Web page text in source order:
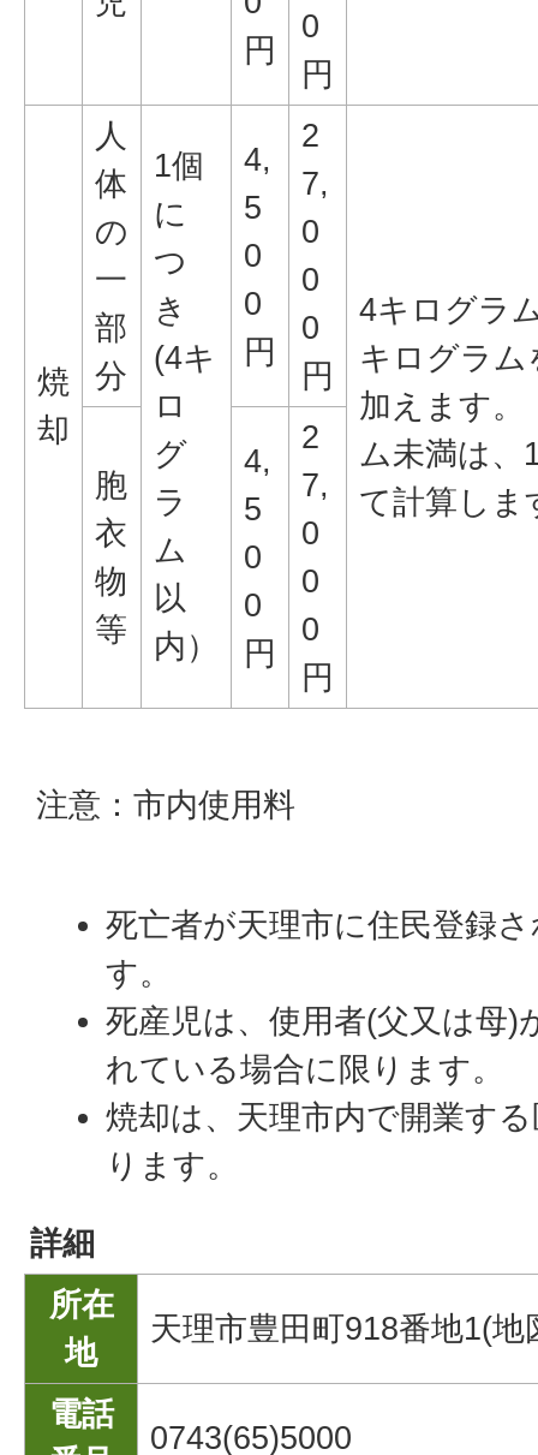
円
0
円
焼
却
人
体
の
一
部
分
1個
に
つ
き
(4キ
ロ
グ
ラ
ム
以
内）
4,
5
0
0
円
2
7,
0
0
0
円
4キログラ
キログラム
加えます。
ム未満は、
て計算しま
胞
衣
物
等
4,
5
0
0
円
2
7,
0
0
0
円
注意：市内使用料
死亡者が天理市に住民登録
す。
死産児は、使用者(父又は母)
れている場合に限ります。
焼却は、天理市内で開業す
ります。
詳細
所在
地
天理市豊田町918番地1(地
電話
0743(65)5000